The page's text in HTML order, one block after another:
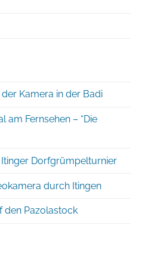
Kamera in der Badi
am Fernsehen – “Die
Itinger Dorfgrümpelturnier
durch Itingen
den Pazolastock